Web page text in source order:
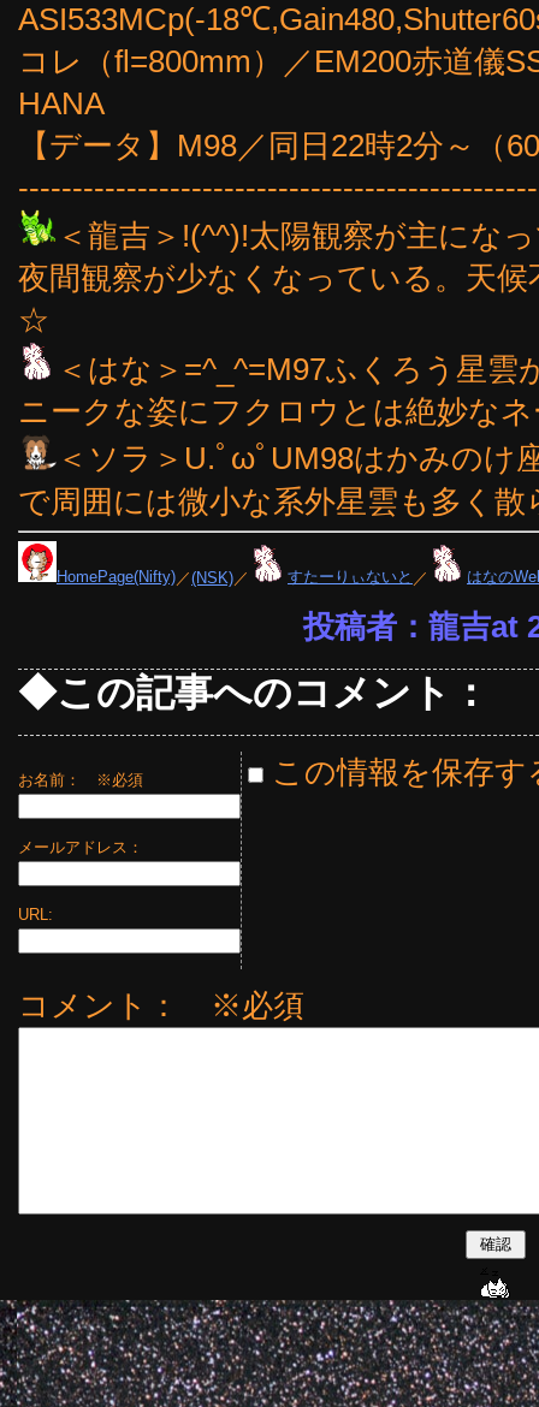
ASI533MCp(-
コレ（fl=800mm）／EM200赤道儀
HANA
【データ】M98／同日22時2分～（
＜龍吉＞!(^^)!太陽観察が主にな
夜間観察が少なくなっている。天
☆
＜はな＞=^_^=M97ふくろう星
ニークな姿にフクロウとは絶妙な
＜ソラ＞U.ﾟωﾟUM98はかみのけ
で周囲には微小な系外星雲も多く
HomePage(Nifty) ／(NSK) ／ すたーりぃないと ／ はなの
投稿者：龍吉at
◆この記事へのコメント：
お名前： ※必須
メールアドレス：
URL:
この情報を保存す
コメント： ※必須